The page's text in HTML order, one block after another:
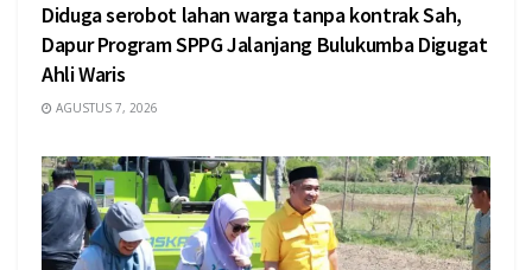
Diduga serobot lahan warga tanpa kontrak Sah,
Dapur Program SPPG Jalanjang Bulukumba Digugat
Ahli Waris
AGUSTUS 7, 2026